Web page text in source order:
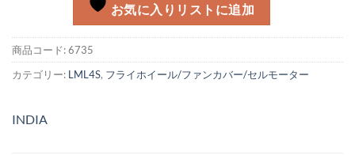
お気に入りリストに追加
商品コード:6735
カテゴリー: LML4S, フライホイール/ファンカバー/セルモーター
INDIA